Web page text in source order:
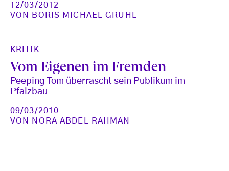
12/03/2012
VON
BORIS MICHAEL GRUHL
KRITIK
Vom Eigenen im Fremden
Peeping Tom überrascht sein Publikum im
Pfalzbau
09/03/2010
VON
NORA ABDEL RAHMAN